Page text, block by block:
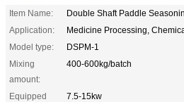
Item Name:
Double Shaft Paddle
Application:
Medicine Processing,
Model type:
DSPM-1
Mixing
amount:
400-600kg/batch
Equipped
7.5-15kw